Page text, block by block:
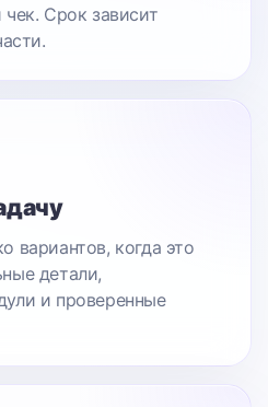
Срок зависит
вариантов, когда это
детали,
и проверенные